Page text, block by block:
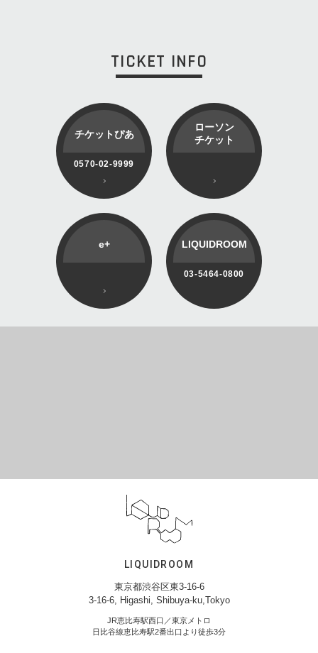
TICKET INFO
チケットぴあ
0570-02-9999
ローソン
チケット
e+ LIQUIDROOM
03-5464-0800
LIQUIDROOM
東京都渋谷区東3-16-6
3-16-6, Higashi, Shibuya-ku,Tokyo
JR恵比寿駅西口／東京メトロ
日比谷線恵比寿駅2番出口より徒歩3分